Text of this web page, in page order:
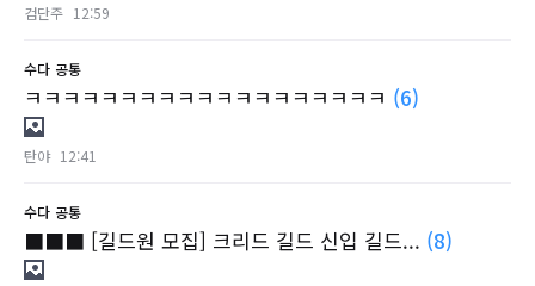
검단주 12:59
수다 공통
ㅋㅋㅋㅋㅋㅋㅋㅋㅋㅋㅋㅋㅋㅋㅋㅋㅋㅋㅋ (6)
탄야 12:41
수다 공통
■■■ [길드원 모집] 크리드 길드 신입 길드... (8)